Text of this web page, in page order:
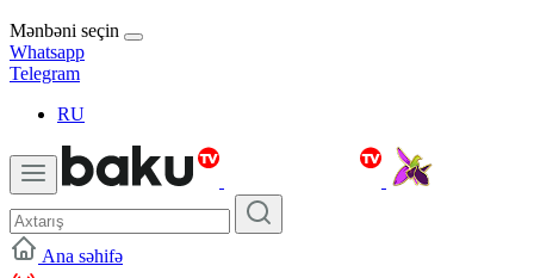
Mənbəni seçin
Whatsapp
Telegram
RU
Ana səhifə